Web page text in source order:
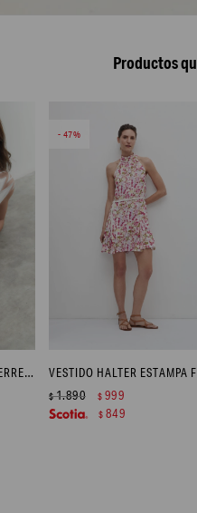
Productos
MONO BORDADO CON CIERRE - BLANCO
47
$1.890 $ 999
$ 849